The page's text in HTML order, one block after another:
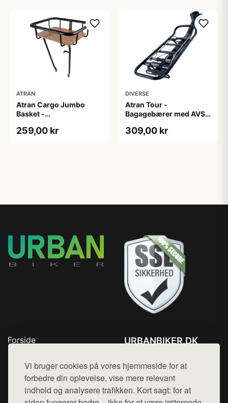
Vi bruger cookies på vores hjemmeside for at
forbedre din oplevelse, vise mere relevant
indhold og analysere trafikken. Kort sagt: for at
ATRAN
Atran Cargo Jumbo
Basket -
træbund - Sort
259,00 kr
DIVERSE
Atran Tour -
Bagagebærer med AVS -
309,00 kr
Forside
Top Rabatter
Blog
Kontakt
URBANBIKER.DK
Mail: hej@want.dk
Cookie- og privatlivspolitik